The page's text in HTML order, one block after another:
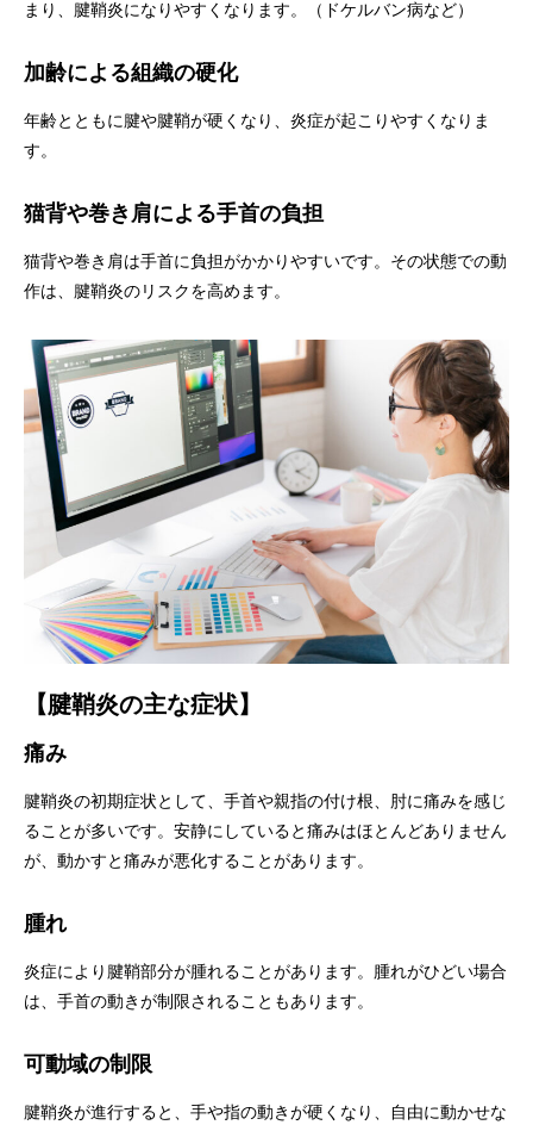
まり、腱鞘炎になりやすくなります。（ドケルバン病など）
加齢による組織の硬化
年齢とともに腱や腱鞘が硬くなり、炎症が起こりやすくなりま
す。
猫背や巻き肩による手首の負担
猫背や巻き肩は手首に負担がかかりやすいです。その状態での動
作は、腱鞘炎のリスクを高めます。
【腱鞘炎の主な症状】
痛み
腱鞘炎の初期症状として、手首や親指の付け根、肘に痛みを感じ
ることが多いです。安静にしていると痛みはほとんどありません
が、動かすと痛みが悪化することがあります。
腫れ
炎症により腱鞘部分が腫れることがあります。腫れがひどい場合
は、手首の動きが制限されることもあります。
可動域の制限
腱鞘炎が進行すると、手や指の動きが硬くなり、自由に動かせな